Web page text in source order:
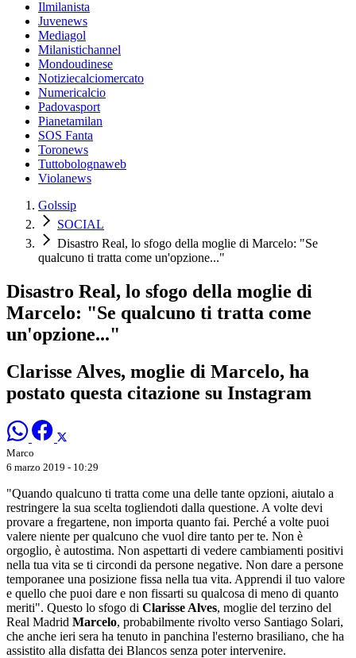
Ilmilanista
Juvenews
Mediagol
Milanistichannel
Mondoudinese
Notiziecalciomercato
Numericalcio
Padovasport
Pianetamilan
SOS Fanta
Toronews
Tuttobolognaweb
Violanews
Golssip
SOCIAL
Disastro Real, lo sfogo della moglie di Marcelo: "Se
qualcuno ti tratta come un'opzione..."
Disastro Real, lo sfogo della moglie di
Marcelo: "Se qualcuno ti tratta come
un'opzione..."
Clarisse Alves, moglie di Marcelo, ha
postato questa citazione su Instagram
Marco
6 marzo 2019 - 10:29
"Quando qualcuno ti tratta come una delle tante opzioni, aiutalo a
restringere la sua scelta togliendoti dalla questione. A volte devi
provare a fregartene, non importa quanto fai. Perché a volte puoi
valere niente per qualcuno che vuol dire tanto per te. Non è
orgoglio, è autostima. Non aspettarti di vedere cambiamenti positivi
nella tua vita se ti circondi da persone negative. Non dare a persone
temporanee una posizione fissa nella tua vita. Apprendi il tuo valore
e quello che puoi dare e non fissarti su qualcosa di meno di quanto
meriti". Questo lo sfogo di Clarisse Alves, moglie del terzino del
Real Madrid Marcelo, probabilmente rivolto verso Santiago Solari,
che anche ieri sera ha tenuto in panchina l'esterno brasiliano, che ha
assistito alla disfatta dei Blancos senza poter intervenire.